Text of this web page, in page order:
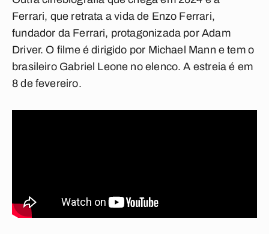
Ferrari, que retrata a vida de Enzo Ferrari,
fundador da Ferrari, protagonizada por Adam
Driver. O filme é dirigido por Michael Mann e tem o
brasileiro Gabriel Leone no elenco. A estreia é em
8 de fevereiro.